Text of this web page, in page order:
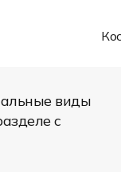
прочный
в
виды
с